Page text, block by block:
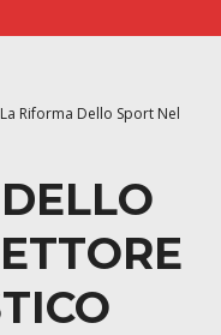
La Riforma Dello Sport Nel